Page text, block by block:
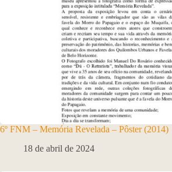
6º FNM – Memória Revelada – Pôster (2014)
18 de abril de 2024